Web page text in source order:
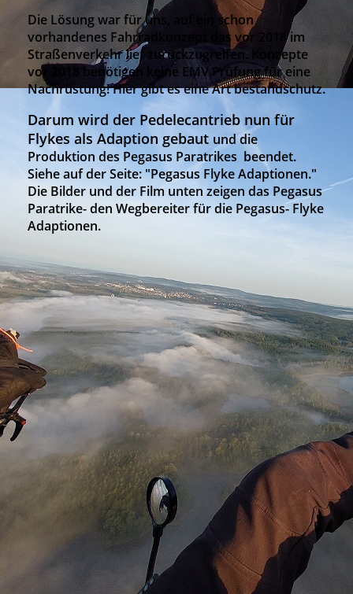
Die Lösung war für uns, auf ein schon
vorhandenes Fahrradkonzept das vor 2018 im
Straßenverkehr lief zurückzugreifen. Konzepte
vor 2018 benötigen keine EMV Prüfung für eine
Nachrüstung! Hier gibt es eine Art bestandschutz.
Darum wird der Pedelecantrieb nun für
Flykes als Adaption gebaut und die
Produktion des Pegasus Paratrikes beendet.
Siehe auf der Seite: "Pegasus Flyke Adaptionen."
Die Bilder und der Film unten zeigen das Pegasus
Paratrike- den Wegbereiter für die Pegasus- Flyke
Adaptionen.